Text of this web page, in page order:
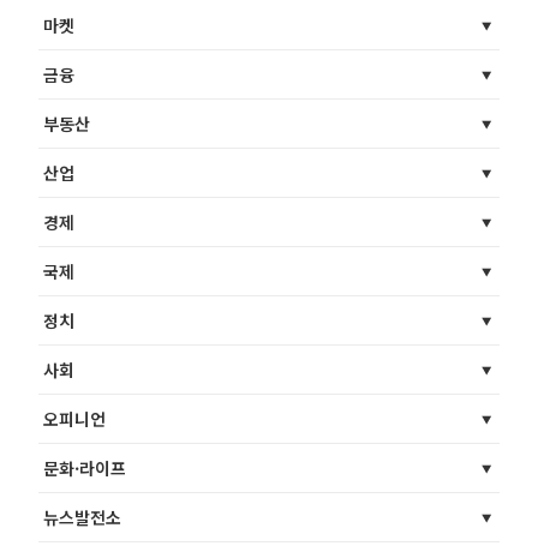
마켓
금융
부동산
산업
경제
국제
정치
사회
오피니언
문화·라이프
뉴스발전소